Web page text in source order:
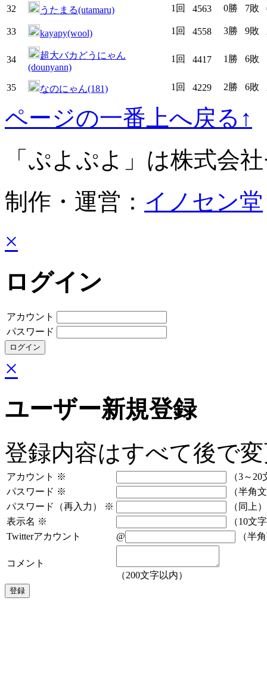
32 うたまる(utamaru) 1回 4563 0勝 7敗
33 kayapy(wool) 1回 4558 3勝 9敗
34
超大バカどうにゃん
(dounyann)
1回 4417 1勝 6敗
35 なのにゃん(181) 1回 4229 2勝 6敗
ページの一番上へ戻る↑
「ぷよぷよ」は株式会
制作・運営： イノセン堂
×
ログイン
アカウント
パスワード
×
ユーザー新規登録
登録内容はすべて後で
アカウント ※
（3～
パスワード ※
（半角
パスワード（再入力）
※
（同上）
表示名 ※
（10文
Twitterアカウント
@ （半
コメント
（200文字以内）